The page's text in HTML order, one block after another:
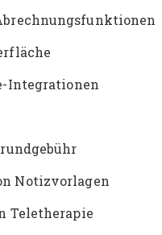
Integrationen
Notizvorlagen
Teletherapie